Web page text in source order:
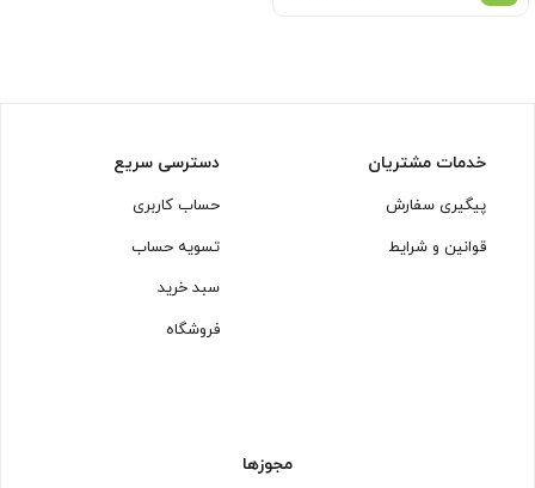
خدمات مشتریان
پیگیری سفارش
قوانین و شرایط
دسترسی سریع
حساب کاربری
تسویه حساب
سبد خرید
فروشگاه
مجوزها